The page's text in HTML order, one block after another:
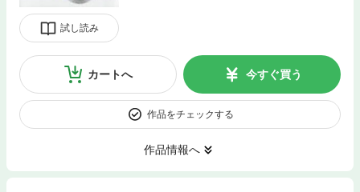
試し読み
カートへ 今すぐ買う
作品をチェックする
作品情報へ